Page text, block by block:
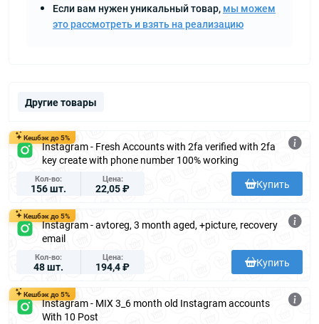
Если вам нужен уникальный товар, мы можем
это рассмотреть и взять на реализацию
Другие товары
Кешбэк до 5%
Instagram - Fresh Accounts with 2fa verified with 2fa
key create with phone number 100% working
Кол-во
156 шт.
Цена
22,05 ₽ Купить
Кешбэк до 5%
Instagram - avtoreg, 3 month aged, +picture, recovery
email
Кол-во
48 шт.
Цена
194,4 ₽ Купить
Кешбэк до 5%
Instagram - MIX 3_6 month old Instagram accounts
With 10 Post